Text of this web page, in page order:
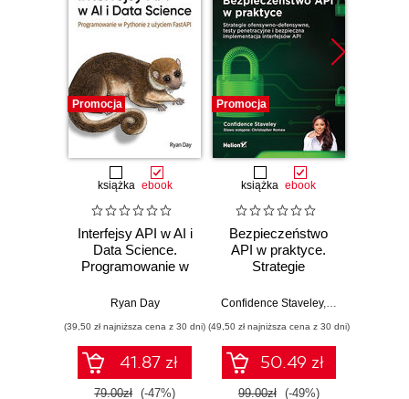
Promocja
książka ebook
Interfejsy API w AI i
Data Science.
Programowanie w
użyciem FastAPI
Ryan Day
(39,50 zł najniższa cena z 30 dni)
41.87 zł
79.00zł (-47%)
Promocja
książka ebook
Bezpieczeństwo
API w praktyce.
Strategie
defensywne, testy
bezpieczna
implementacja
interfejsów API
Confidence Staveley, Christopher
(49,50 zł najniższa cena z 30 dni)
50.49 zł
99.00zł (-49%)